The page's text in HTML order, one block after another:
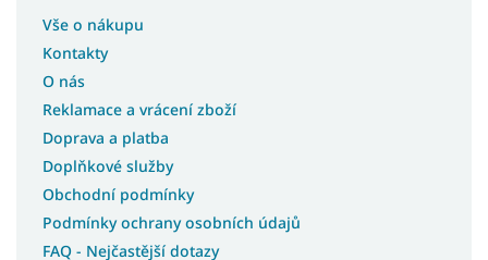
Vše o nákupu
Kontakty
O nás
Reklamace a vrácení zboží
Doprava a platba
Doplňkové služby
Obchodní podmínky
Podmínky ochrany osobních údajů
FAQ - Nejčastější dotazy